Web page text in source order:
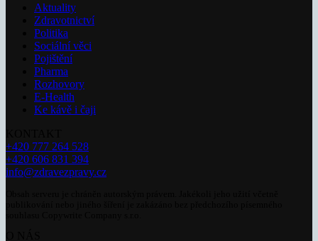
Aktuality
Zdravotnictví
Politika
Sociální věci
Pojištění
Pharma
Rozhovory
E-Health
Ke kávě i čaji
+420 777 264 528
+420 606 831 394
info@zdravezpravy.cz